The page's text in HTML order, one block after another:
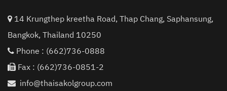
14 Krungthep kreetha Road, Thap Chang, Saphansung,
Bangkok, Thailand 10250
Phone : (662)736-0888
Fax : (662)736-0851-2
info@thaisakolgroup.com